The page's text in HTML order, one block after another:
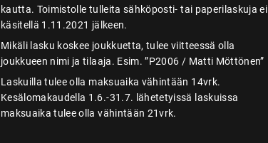
kautta. Toimistolle tulleita sähköposti- tai paperilaskuja ei
käsitellä 1.11.2021 jälkeen.
Mikäli lasku koskee joukkuetta, tulee viitteessä olla
joukkueen nimi ja tilaaja. Esim. ”P2006 / Matti Möttönen”
Laskuilla tulee olla maksuaika vähintään 14vrk.
Kesälomakaudella 1.6.-31.7. lähetetyissä laskuissa
maksuaika tulee olla vähintään 21vrk.